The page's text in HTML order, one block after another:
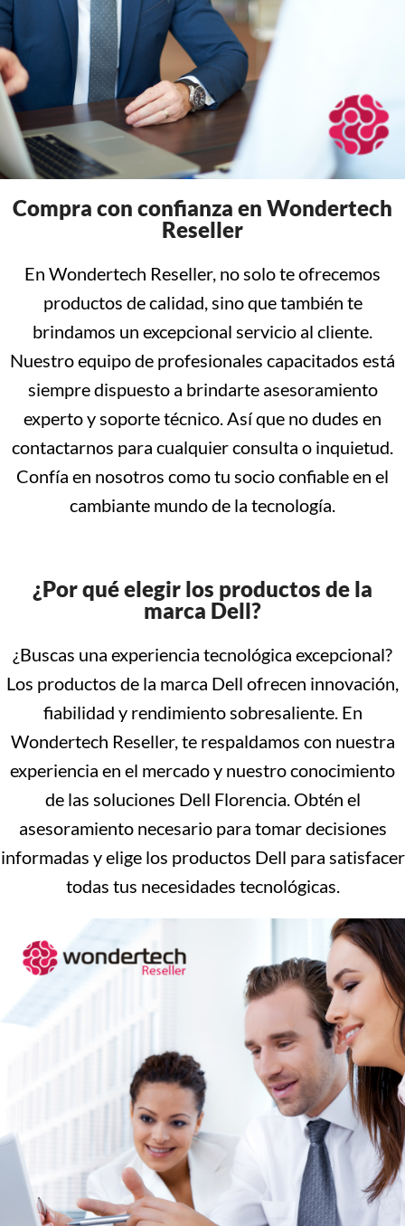
Compra con confianza en Wondertech
Reseller
En Wondertech Reseller, no solo te ofrecemos
productos de calidad, sino que también te
brindamos un excepcional servicio al cliente.
Nuestro equipo de profesionales capacitados está
siempre dispuesto a brindarte asesoramiento
experto y soporte técnico. Así que no dudes en
contactarnos para cualquier consulta o inquietud.
Confía en nosotros como tu socio confiable en el
cambiante mundo de la tecnología.
¿Por qué elegir los productos de la
marca Dell?
¿Buscas una experiencia tecnológica excepcional?
Los productos de la marca Dell ofrecen innovación,
fiabilidad y rendimiento sobresaliente. En
Wondertech Reseller, te respaldamos con nuestra
experiencia en el mercado y nuestro conocimiento
de las soluciones Dell Florencia. Obtén el
asesoramiento necesario para tomar decisiones
informadas y elige los productos Dell para satisfacer
todas tus necesidades tecnológicas.